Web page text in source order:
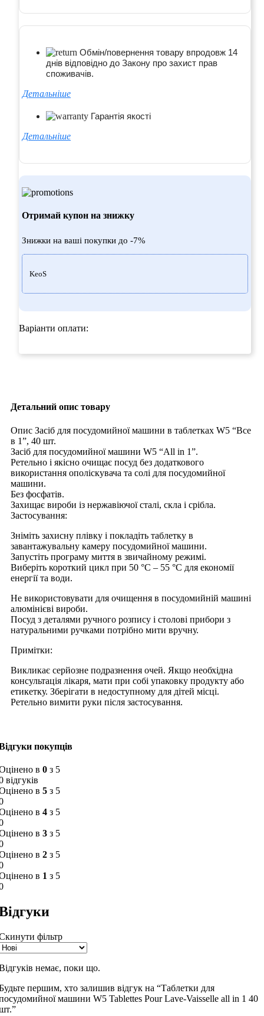
Обмін/повернення товару впродовж 14
днів відповідно до Закону про захист прав
споживачів.
Детальніше
Гарантія якості
Детальніше
Отримай купон на знижку
Знижки на ваші покупки до -7%
KeoS
Варіанти оплати:
Детальний опис товару
Опис Засіб для посудомийної машини в таблетках W5 “Все
в 1”, 40 шт.
Засіб для посудомийної машини W5 “All in 1”.
Ретельно і якісно очищає посуд без додаткового
використання ополіскувача та солі для посудомийної
машини.
Без фосфатів.
Захищає вироби із нержавіючої сталі, скла і срібла.
Застосування:
Зніміть захисну плівку і покладіть таблетку в
завантажувальну камеру посудомийної машини.
Запустіть програму миття в звичайному режимі.
Виберіть короткий цикл при 50 °C – 55 °C для економії
енергії та води.
Не використовувати для очищення в посудомийній машині
алюмінієві вироби.
Посуд з деталями ручного розпису і столові прибори з
натуральними ручками потрібно мити вручну.
Примітки:
Викликає серйозне подразнення очей. Якщо необхідна
консультація лікаря, мати при собі упаковку продукту або
етикетку. Зберігати в недоступному для дітей місці.
Ретельно вимити руки після застосування.
покупців
в 0 з 5
відгуків
в 5 з 5
в 4 з 5
в 3 з 5
в 2 з 5
в 1 з 5
фільтр
немає, поки що.
першим, хто залишив відгук на “Таблетки для
машини W5 Tablettes Pour Lave-Vaisselle all in 1 40